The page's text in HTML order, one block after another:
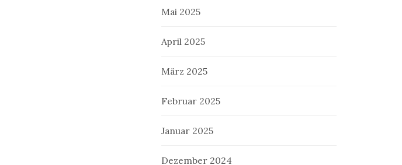
Mai 2025
April 2025
März 2025
Februar 2025
Januar 2025
Dezember 2024